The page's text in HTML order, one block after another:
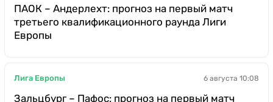
ПАОК – Андерлехт: прогноз на первый матч
третьего квалификационного раунда Лиги
Европы
Лига Европы 6 августа 10:08
Зальцбург – Пафос: прогноз на первый матч